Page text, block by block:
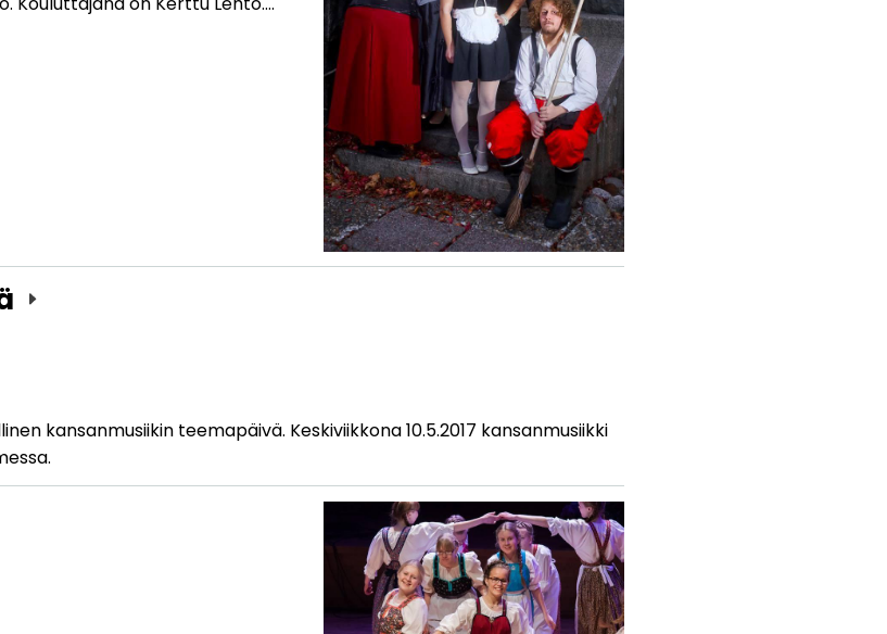
kansanmusiikin teemapäivä. Keskiviikkona 10.5.2017 kansanmusiikki